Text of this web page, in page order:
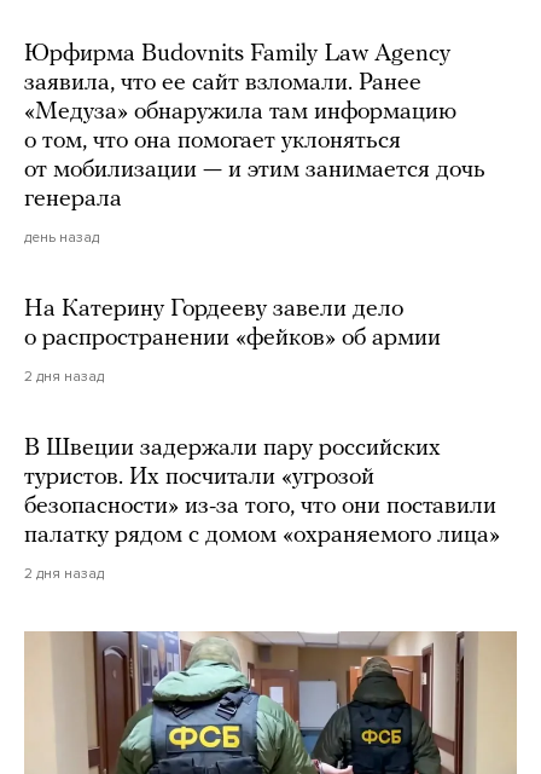
Юрфирма Budovnits Family Law Agency
заявила, что ее сайт взломали. Ранее
«Медуза» обнаружила там информацию
о том, что она помогает уклоняться
от мобилизации — и этим занимается дочь
генерала
день назад
На Катерину Гордееву завели дело
о распространении «фейков» об армии
2 дня назад
В Швеции задержали пару российских
туристов. Их посчитали «угрозой
безопасности» из-за того, что они поставили
палатку рядом с домом «охраняемого лица»
2 дня назад